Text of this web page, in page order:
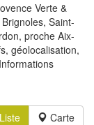
Verte &
Saint-
proche Aix-
géolocalisation,
Liste Carte